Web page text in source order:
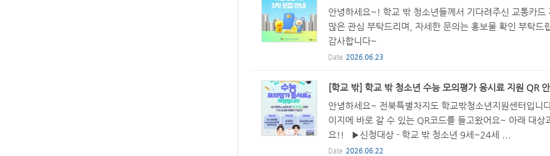
안녕하세요~! 학교 밖 청소년들께서 기다려주신 교통카
많은 관심 부탁드리며, 자세한 문의는 홍보물 확인 부탁
감사합니다~
Date 2026.06.23
[학교 밖] 학교 밖 청소년 수능 모의평가 응시료 지원 QR
안녕하세요~ 전북특별차지도 학교밖청소년지원센터입니
이지에 바로 갈 수 있는 QR코드를 들고왔어요~ 아래 대상
요!! ▶신청대상 - 학교 밖 청소년 9세~24세 ...
Date 2026.06.22